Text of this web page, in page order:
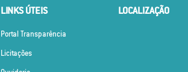
LINKS ÚTEIS
Portal Transparência
Licitações
LOCALIZAÇÃO